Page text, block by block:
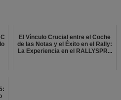
El Vínculo Crucial entre el Coche
de las Notas y el Éxito en el Rally:
La Experiencia en el RALLYSPR...